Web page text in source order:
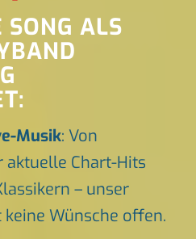
SONG ALS
Musik: Von
aktuelle Chart-Hits
– unser
Wünsche offen.